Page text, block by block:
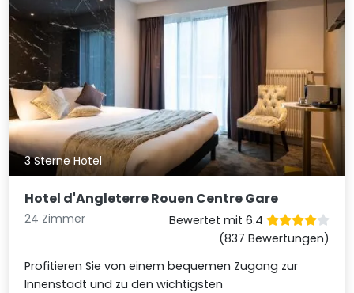
3 Sterne Hotel
Hotel d'Angleterre Rouen Centre Gare
24 Zimmer
Bewertet mit 6.4
(837 Bewertungen)
Profitieren Sie von einem bequemen Zugang zur
Innenstadt und zu den wichtigsten